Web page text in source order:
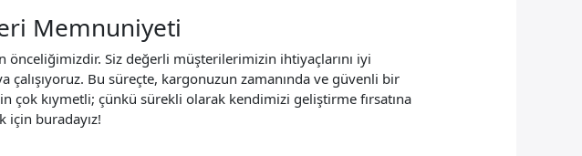
Memnuniyeti
önceliğimizdir. Siz değerli müşterilerimizin ihtiyaçlarını iyi
Bu süreçte, kargonuzun zamanında ve güvenli bir
kıymetli; çünkü sürekli olarak kendimizi geliştirme fırsatına
için buradayız!